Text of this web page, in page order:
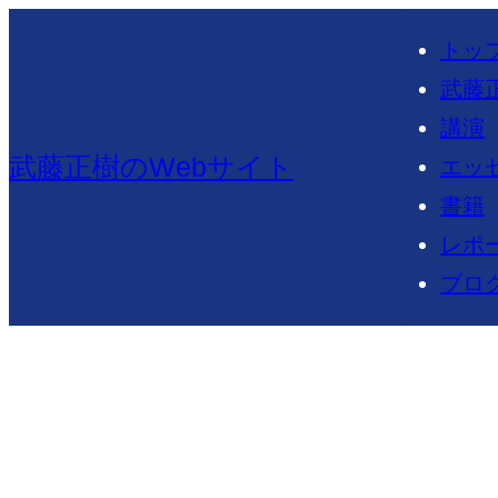
キ
武藤正樹のWebサイト
トッ
武藤
講演
エッ
書籍
レポ
ブロ